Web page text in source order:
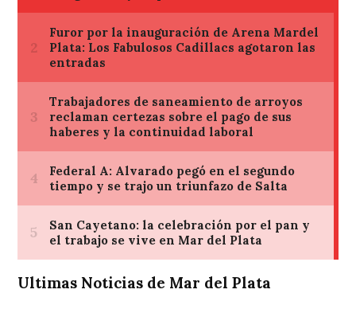
Ultimas Noticias de Mar del Plata